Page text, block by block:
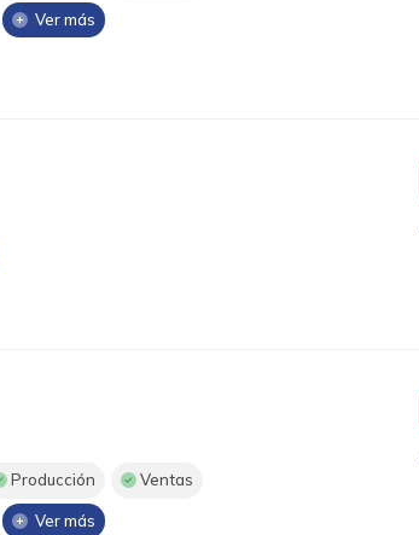
Ver más
Producción Ventas
Ver más